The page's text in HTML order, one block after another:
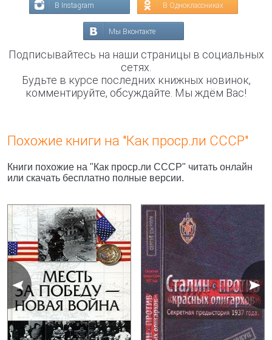
В Instagram В Одноклассниках
Мы Вконтакте
Подписывайтесь на наши страницы в социальных
сетях.
Будьте в курсе последних книжных новинок,
комментируйте, обсуждайте. Мы ждём Вас!
Похожие книги на "Как проср.ли СССР"
Книги похожие на "Как проср.ли СССР" читать онлайн
или скачать бесплатно полные версии.